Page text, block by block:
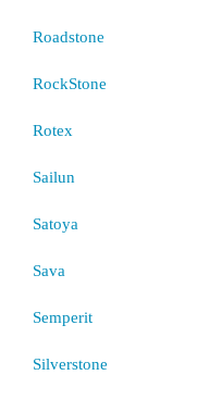
Roadstone
RockStone
Rotex
Sailun
Satoya
Sava
Semperit
Silverstone